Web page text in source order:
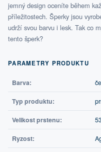
jemný design oceníte během
příležitostech. Šperky jsou
udrží svou barvu i lesk. Tak co
tento šperk?
PARAMETRY PRODUKTU
Barva:
Typ produktu:
Velikost prstenu:
Ryzost: